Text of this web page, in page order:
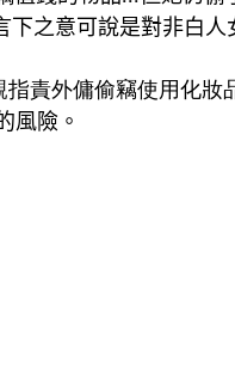
下之意可說是對非白人
指責外傭偷竊使用化妝
風險 。